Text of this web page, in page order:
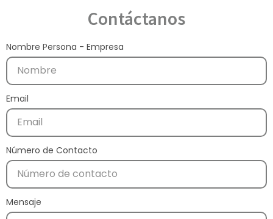
Contáctanos
Nombre Persona - Empresa
Email
Número de Contacto
Mensaje